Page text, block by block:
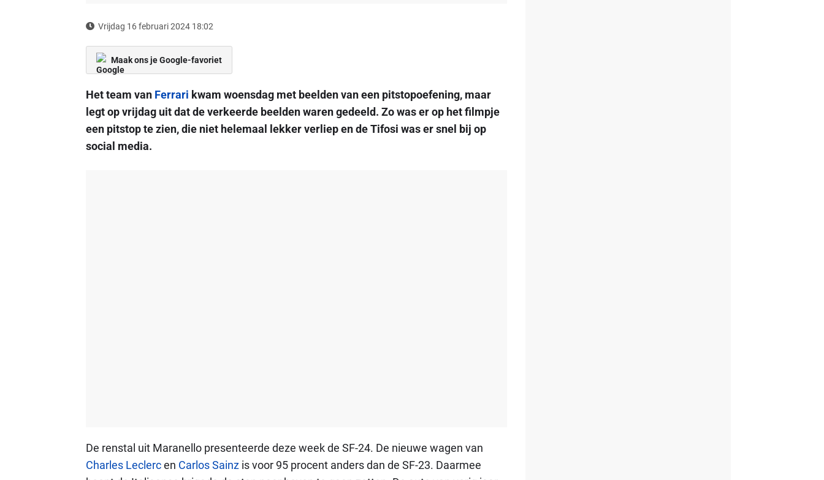
Vrijdag 16 februari 2024 18:02
Maak ons je Google-favoriet
Het team van Ferrari kwam woensdag met beelden van een pitstopoefening, maar
legt op vrijdag uit dat de verkeerde beelden waren gedeeld. Zo was er op het filmpje
een pitstop te zien, die niet helemaal lekker verliep en de Tifosi was er snel bij op
social media.
De renstal uit Maranello presenteerde deze week de SF-24. De nieuwe wagen van
Charles Leclercen Carlos Sainzis voor 95 procent anders dan de SF-23. Daarmee